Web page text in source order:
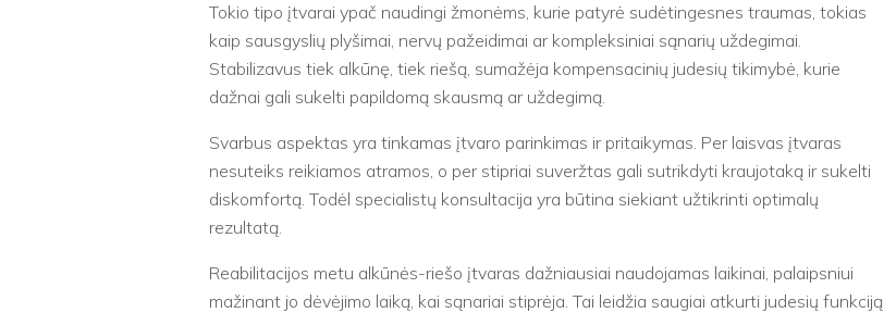
Tokio tipo įtvarai ypač naudingi žmonėms, kurie patyrė sudėtingesnes traumas, tokias
kaip sausgyslių plyšimai, nervų pažeidimai ar kompleksiniai sąnarių uždegimai.
Stabilizavus tiek alkūnę, tiek riešą, sumažėja kompensacinių judesių tikimybė, kurie
dažnai gali sukelti papildomą skausmą ar uždegimą.
Svarbus aspektas yra tinkamas įtvaro parinkimas ir pritaikymas. Per laisvas įtvaras
nesuteiks reikiamos atramos, o per stipriai suveržtas gali sutrikdyti kraujotaką ir sukelti
diskomfortą. Todėl specialistų konsultacija yra būtina siekiant užtikrinti optimalų
rezultatą.
Reabilitacijos metu alkūnės-riešo įtvaras dažniausiai naudojamas laikinai, palaipsniui
mažinant jo dėvėjimo laiką, kai sąnariai stiprėja. Tai leidžia saugiai atkurti judesių funkciją